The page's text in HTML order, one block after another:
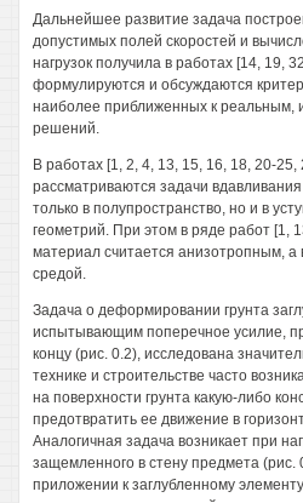
Дальнейшее развитие задача
допустимых полей скоростей и
нагрузок получила в работах [14, 19,
формулируются и обсуждаются
наиболее приближенных к реальным,
решений.
В работах [1, 2, 4, 13, 15, 16, 18, 20-
рассматриваются задачи
только в полупространство, но и в
геометрий. При этом в ряде работ [1,
материал считается анизотропным,
средой.
Задача о деформировании грунта
испытывающим поперечное усилие,
концу (рис. 0.2), исследована
технике и строительстве часто
на поверхности грунта какую-либо
предотвратить ее движение в
Аналогичная задача возникает при
защемленного в стену предмета (рис.
приложении к заглубленному